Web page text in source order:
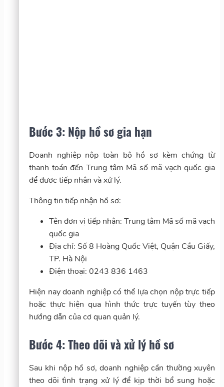
Bước 3: Nộp hồ sơ gia hạn
Doanh nghiệp nộp toàn bộ hồ sơ kèm chứng từ
thanh toán đến Trung tâm Mã số mã vạch quốc gia
để được tiếp nhận và xử lý.
Thông tin tiếp nhận hồ sơ:
Tên đơn vị tiếp nhận: Trung tâm Mã số mã vạch
quốc gia
Địa chỉ: Số 8 Hoàng Quốc Việt, Quận Cầu Giấy,
TP. Hà Nội
Điện thoại: 0243 836 1463
Hiện nay doanh nghiệp có thể lựa chọn nộp trực tiếp
hoặc thực hiện qua hình thức trực tuyến tùy theo
hướng dẫn của cơ quan quản lý.
Bước 4: Theo dõi và xử lý hồ sơ
Sau khi nộp hồ sơ, doanh nghiệp cần thường xuyên
theo dõi tình trạng xử lý để kịp thời bổ sung hoặc